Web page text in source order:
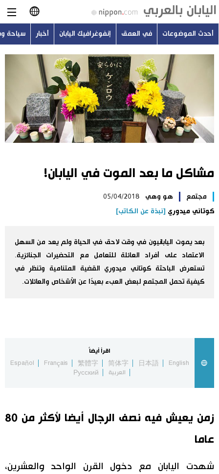
日本語
English
简体字
繁體字
Français
أحدث الموضوعات
في العمق
أخبار
تواصل معنا
أحدث الموضوعات في العمق إنفوغرافيك اليابان أخبار سياحة
مشاكل ما بعد الموت في اليابان!
مجتمع هو وهي
05/04/2018
كوتاني ميدوري [نبذة عن الكاتب]
بعد يموت اليابانيون في وقت لاحق في الحياة ولم يعد من السهل
الاعتماد على أفراد العائلة للتعامل مع التحضيرات الجنائزية.
تستعرض الباحثة كوتاني ميدوري القضية المتنامية وتنظر في
كيفية تحمل المجتمع لبعض العبء بعيدًا عن الأشخاص والعائلات.
اقرأ أيضاً
English
日本語
简体字
繁體字
Français
Español
العربية
Русский
زمن يعيش فيه نصف الرجال أيضا لأكثر من 80
عاما
شهدت اليابان مع دخول القرن الواحد والعشرين،